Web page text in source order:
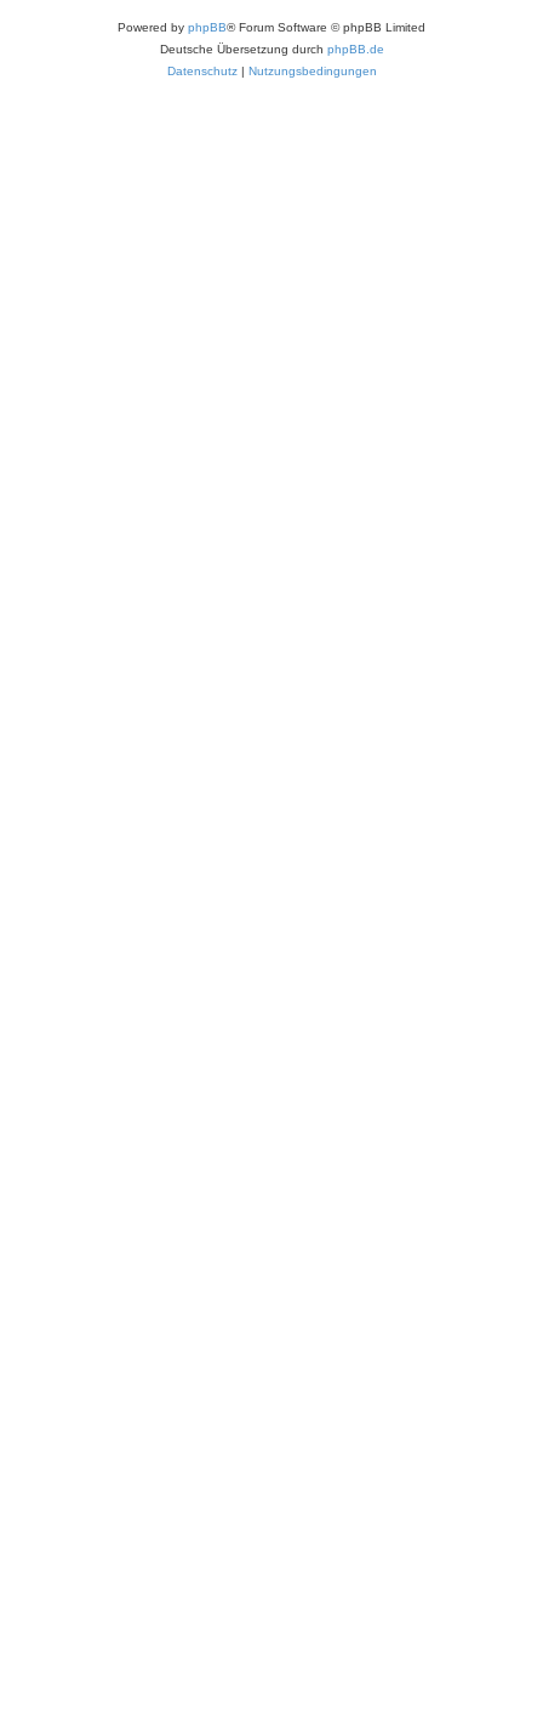
Powered by phpBB® Forum Software © phpBB Limited
Deutsche Übersetzung durch phpBB.de
Datenschutz | Nutzungsbedingungen